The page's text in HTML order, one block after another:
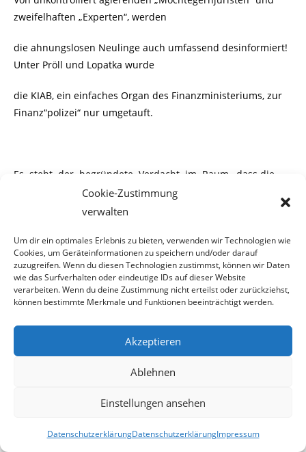
Cookie-Zustimmung
verwalten
Um dir ein optimales Erlebnis zu bieten, verwenden wir Technologien wie
Cookies, um Geräteinformationen zu speichern und/oder darauf
zuzugreifen. Wenn du diesen Technologien zustimmst, können wir Daten
wie das Surfverhalten oder eindeutige IDs auf dieser Website
verarbeiten. Wenn du deine Zustimmung nicht erteilst oder zurückziehst,
können bestimmte Merkmale und Funktionen beeinträchtigt werden.
Akzeptieren
Ablehnen
Einstellungen ansehen
DatenschutzerklärungDatenschutzerklärungImpressum
zweifelhaften „Experten“, werden
die ahnungslosen Neulinge auch umfassend desinformiert!
Unter Pröll und Lopatka wurde
die KIAB, ein einfaches Organ des Finanzministeriums, zur
Finanz“polizei“ nur umgetauft.
Es steht der begründete Verdacht im Raum, dass die
missbräuchliche Ausnutzung des
Obwohl „Polizei“ nicht grundsätzlich
„bewaffnet“ heißt, sondern bloß „Aufsicht“. Ausdrücklich
wurde auch das Dienstkleid einer
Solches kann man auch als eine umfassende
Verhöhnung und Degradierung der Sicher-